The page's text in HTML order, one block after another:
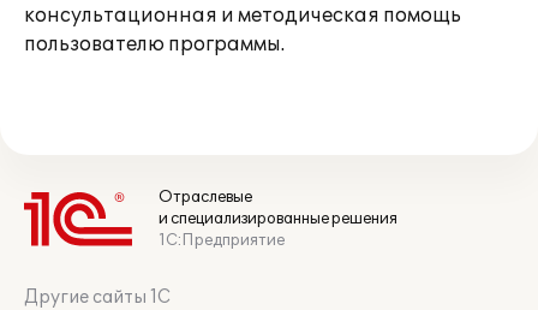
консультационная и методическая помощь
пользователю программы.
Отраслевые
и специализированные решения
1С:Предприятие
Другие сайты 1С